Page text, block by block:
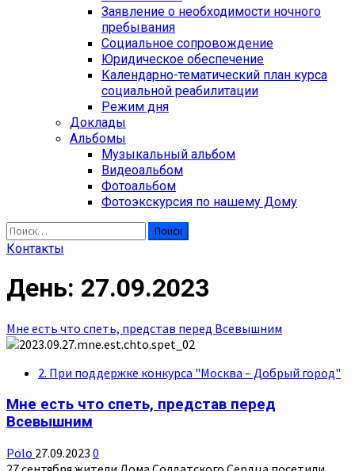
Заявление о необходимости ночного
пребывания
Социальное сопровождение
Юридическое обеспечение
Календарно-тематический план курса
социальной реабилитации
Режим дня
Доклады
Альбомы
Музыкальный альбом
Видеоальбом
Фотоальбом
Фотоэкскурсия по нашему Дому
Найти:
Контакты
День: 27.09.2023
Мне есть что спеть, представ перед Всевышним
2. При поддержке конкурса "Москва – Добрый город"
Мне есть что спеть, представ перед
Всевышним
Polo 27.09.2023 0